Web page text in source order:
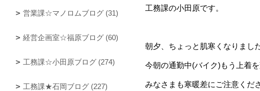
工務課の小田原です。
朝夕、ちょっと肌寒くなりまし
今朝の通勤中(バイク)もう上着
みなさまも寒暖差にご注意くだ
営業課☆マノロムブログ (31)
経営企画室☆福原ブログ (60)
工務課☆小田原ブログ (274)
工務課★石岡ブログ (227)